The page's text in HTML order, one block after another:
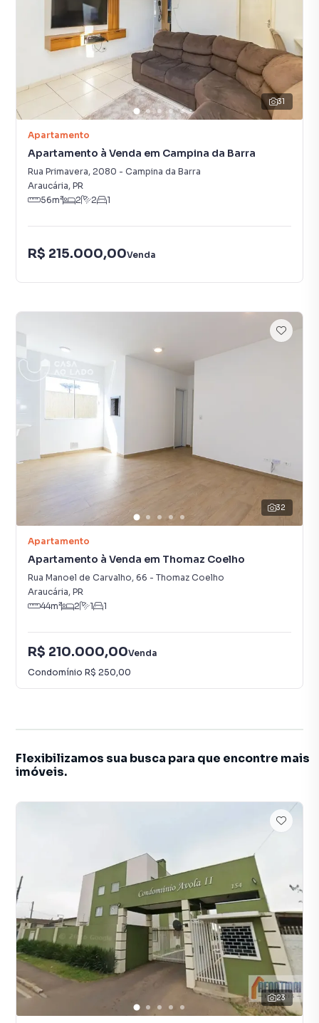
31
Apartamento
Apartamento à Venda em Campina da Barra
Rua Primavera, 2080 - Campina da Barra
Araucária, PR
56m² 2 2 1
R$ 215.000,00Venda
32
Apartamento
Apartamento à Venda em Thomaz Coelho
Rua Manoel de Carvalho, 66 - Thomaz Coelho
Araucária, PR
44m² 2 1 1
R$ 210.000,00Venda
Condomínio R$ 250,00
Flexibilizamos sua busca para que encontre mais
imóveis.
23